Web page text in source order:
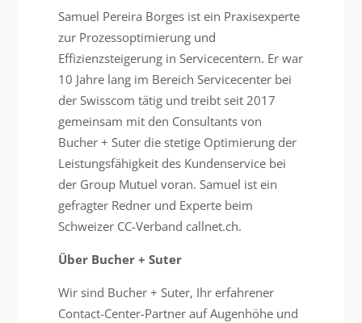
Samuel Pereira Borges ist ein Praxisexperte
zur Prozessoptimierung und
Effizienzsteigerung in Servicecentern. Er war
10 Jahre lang im Bereich Servicecenter bei
der Swisscom tätig und treibt seit 2017
gemeinsam mit den Consultants von
Bucher + Suter die stetige Optimierung der
Leistungsfähigkeit des Kundenservice bei
der Group Mutuel voran. Samuel ist ein
gefragter Redner und Experte beim
Schweizer CC-Verband callnet.ch.
Über Bucher + Suter
Wir sind Bucher + Suter, Ihr erfahrener
Contact-Center-Partner auf Augenhöhe und